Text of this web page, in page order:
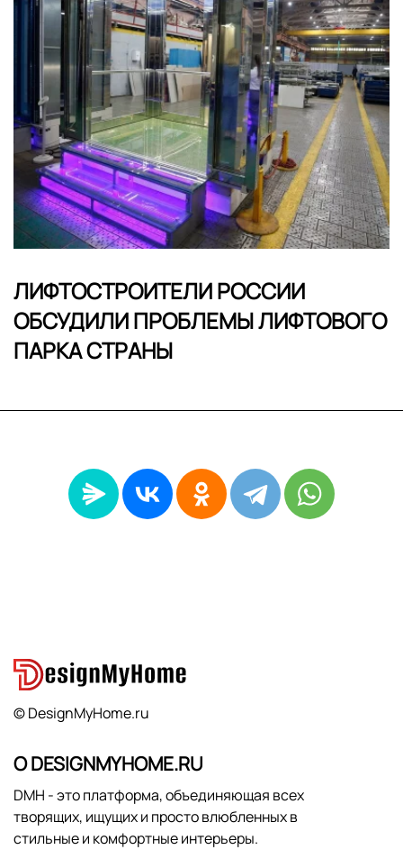
ЛИФТОСТРОИТЕЛИ РОССИИ
ОБСУДИЛИ ПРОБЛЕМЫ ЛИФТОВОГО
ПАРКА СТРАНЫ
© DesignMyHome.ru
О DESIGNMYHOME.RU
DMH - это платформа, объединяющая всех
творящих, ищущих и просто влюбленных в
стильные и комфортные интерьеры.